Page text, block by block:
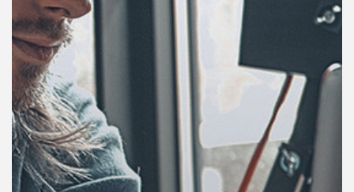
บทความ
ข่าว
และ
กิจกรรม